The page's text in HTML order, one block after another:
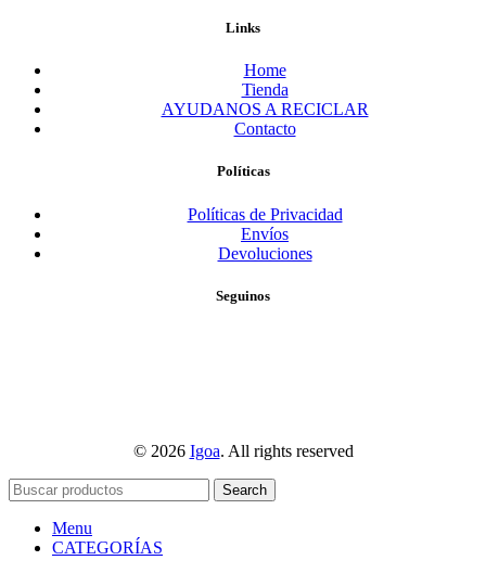
Links
Home
Tienda
AYUDANOS A RECICLAR
Contacto
Políticas
Políticas de Privacidad
Envíos
Devoluciones
Seguinos
© 2026 Igoa. All rights reserved
Search
Menu
CATEGORÍAS